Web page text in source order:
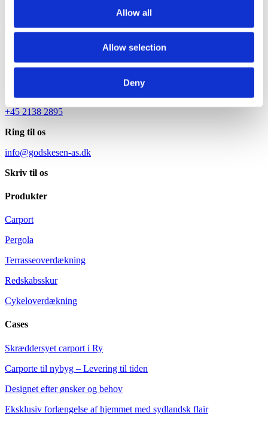
Allow all
Allow selection
Deny
Send henvendelse
Ring 2138 2895 og book et møde i vores
+45 2138 2895
Ring til os
info@godskesen-as.dk
Skriv til os
Produkter
Carport
Pergola
Terrasseoverdækning
Redskabsskur
Cykeloverdækning
Cases
Skræddersyet carport i Ry
Carporte til nybyg – Levering til tiden
Designet efter ønsker og behov
Eksklusiv forlængelse af hjemmet med sydlandsk flair